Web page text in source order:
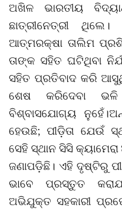
ଅଖିଳ ଭାରତୀୟ
ଛାତ୍ରୀନେତ୍ରୀ
ଆତ୍ମରକ୍ଷା ତାଲିମ
ତାଙ୍କ ସହିତ ଘଟିଥିବା
ସହିତ ପ୍ରତିବାଦ କରି
ଶେଷ କରିଦେବା
ବିଶ୍ବାସଯୋଗ୍ୟ
ହେଉଛି; ପୀଡ଼ିତା ଯେଉଁ
ସେହି ସ୍ଥାନ ସିସି
ଜଣାପଡ଼ିଛି। ଏହି ଦୃଷ୍ଟିରୁ
ଭାବେ ପ୍ରସ୍ତୁତ
ଅଭିଯୁକ୍ତ ସହକାରୀ